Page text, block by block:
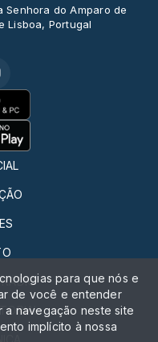
Senhora do Amparo de
Lisboa, Portugal
para que nós e
de você e entender
a navegação neste site
implícito à nossa